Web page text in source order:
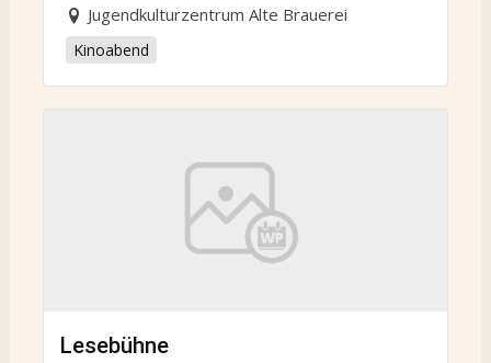
Jugendkulturzentrum Alte Brauerei
Kinoabend
Lesebühne